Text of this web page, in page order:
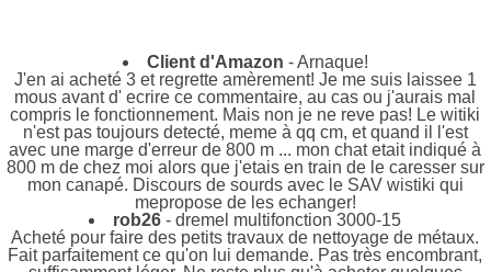
Client d'Amazon - Arnaque!
J'en ai acheté 3 et regrette amèrement! Je me suis laissee 1
mous avant d' ecrire ce commentaire, au cas ou j'aurais mal
compris le fonctionnement. Mais non je ne reve pas! Le witiki
n'est pas toujours detecté, meme à qq cm, et quand il l'est
avec une marge d'erreur de 800 m ... mon chat etait indiqué à
800 m de chez moi alors que j'etais en train de le caresser sur
mon canapé. Discours de sourds avec le SAV wistiki qui
mepropose de les echanger!
rob26 - dremel multifonction 3000-15
Acheté pour faire des petits travaux de nettoyage de métaux.
Fait parfaitement ce qu'on lui demande. Pas très encombrant,